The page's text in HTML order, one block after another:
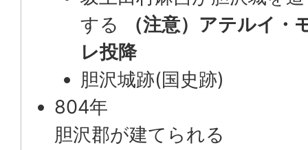
する
（注意）アテルイ・
レ投降
胆沢城跡(国史跡)
804年
胆沢郡が建てられる